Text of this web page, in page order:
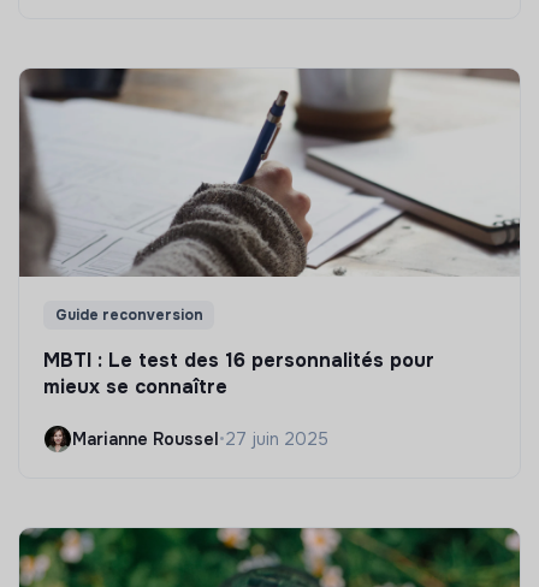
Guide reconversion
MBTI : Le test des 16 personnalités pour
mieux se connaître
Marianne Roussel•27 juin 2025